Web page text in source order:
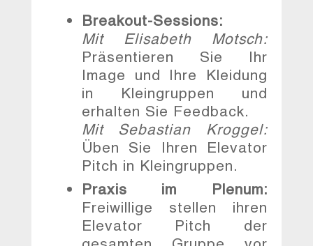
Breakout-Sessions:
Mit Elisabeth Motsch:
Präsentieren Sie Ihr
Image und Ihre Kleidung
in Kleingruppen und
erhalten Sie Feedback.
Mit Sebastian Kroggel:
Üben Sie Ihren Elevator
Pitch in Kleingruppen.
Praxis im Plenum:
Freiwillige stellen ihren
Elevator Pitch der